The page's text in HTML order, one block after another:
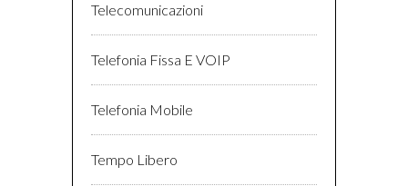
Telecomunicazioni
Telefonia Fissa E VOIP
Telefonia Mobile
Tempo Libero